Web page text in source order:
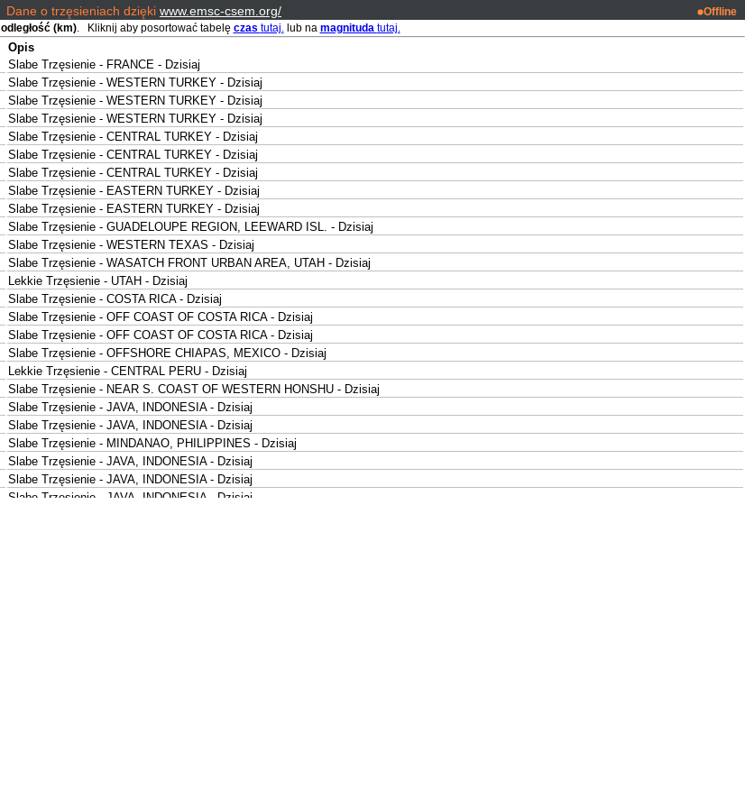
Dane o trzęsieniach dzięki www.emsc-csem.org/ Offline
odległość (km). Kliknij aby posortować tabelę czas tutaj.lub na magnituda tutaj.
Opis
Slabe Trzęsienie - FRANCE - Dzisiaj
Slabe Trzęsienie - WESTERN TURKEY - Dzisiaj
Slabe Trzęsienie - WESTERN TURKEY - Dzisiaj
Slabe Trzęsienie - WESTERN TURKEY - Dzisiaj
Slabe Trzęsienie - CENTRAL TURKEY - Dzisiaj
Slabe Trzęsienie - CENTRAL TURKEY - Dzisiaj
Slabe Trzęsienie - CENTRAL TURKEY - Dzisiaj
Slabe Trzęsienie - EASTERN TURKEY - Dzisiaj
Slabe Trzęsienie - EASTERN TURKEY - Dzisiaj
Slabe Trzęsienie - GUADELOUPE REGION, LEEWARD ISL. - Dzisiaj
Slabe Trzęsienie - WESTERN TEXAS - Dzisiaj
Slabe Trzęsienie - WASATCH FRONT URBAN AREA, UTAH - Dzisiaj
Lekkie Trzęsienie - UTAH - Dzisiaj
Slabe Trzęsienie - COSTA RICA - Dzisiaj
Slabe Trzęsienie - OFF COAST OF COSTA RICA - Dzisiaj
Slabe Trzęsienie - OFF COAST OF COSTA RICA - Dzisiaj
Slabe Trzęsienie - OFFSHORE CHIAPAS, MEXICO - Dzisiaj
Lekkie Trzęsienie - CENTRAL PERU - Dzisiaj
Slabe Trzęsienie - NEAR S. COAST OF WESTERN HONSHU - Dzisiaj
Slabe Trzęsienie - JAVA, INDONESIA - Dzisiaj
Slabe Trzęsienie - JAVA, INDONESIA - Dzisiaj
Slabe Trzęsienie - MINDANAO, PHILIPPINES - Dzisiaj
Slabe Trzęsienie - JAVA, INDONESIA - Dzisiaj
Slabe Trzęsienie - JAVA, INDONESIA - Dzisiaj
Slabe Trzęsienie - JAVA, INDONESIA - Dzisiaj